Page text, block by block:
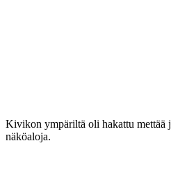
Kivikon ympäriltä oli hakattu mettää
näköaloja.